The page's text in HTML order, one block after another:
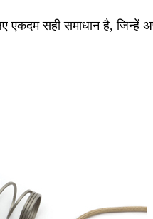
एकदम सही समाधान है, जिन्हें